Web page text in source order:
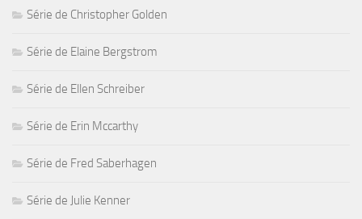
Série de Christopher Golden
Série de Elaine Bergstrom
Série de Ellen Schreiber
Série de Erin Mccarthy
Série de Fred Saberhagen
Série de Julie Kenner